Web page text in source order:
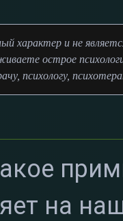
и не
острое
психологу,
на